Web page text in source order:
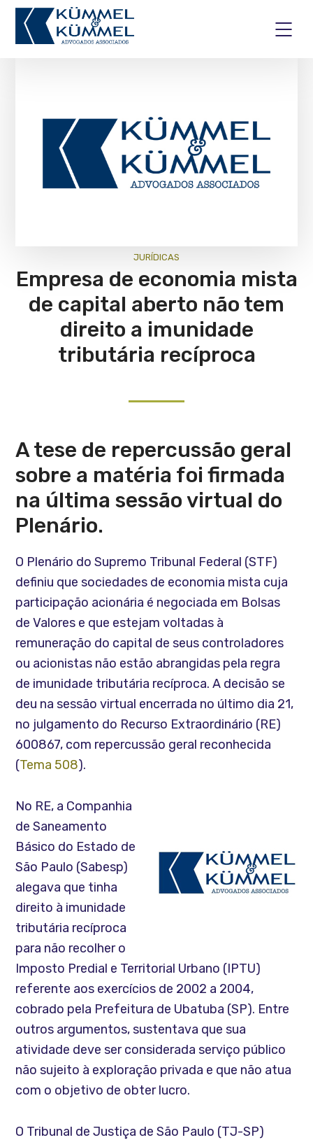
JURÍ­DICAS
Empresa de economia mista
de capital aberto não tem
direito a imunidade
tributária recíproca
A tese de repercussão geral
sobre a matéria foi firmada
na última sessão virtual do
Plenário.
O Plenário do Supremo Tribunal Federal (STF)
definiu que sociedades de economia mista cuja
participação acionária é negociada em Bolsas
de Valores e que estejam voltadas à
remuneração do capital de seus controladores
ou acionistas não estão abrangidas pela regra
de imunidade tributária recíproca. A decisão se
deu na sessão virtual encerrada no último dia 21,
no julgamento do Recurso Extraordinário (RE)
600867, com repercussão geral reconhecida
(Tema 508).
No RE, a Companhia
de Saneamento
Básico do Estado de
São Paulo (Sabesp)
alegava que tinha
direito à imunidade
tributária recíproca
para não recolher o
Imposto Predial e Territorial Urbano (IPTU)
referente aos exercícios de 2002 a 2004,
cobrado pela Prefeitura de Ubatuba (SP). Entre
outros argumentos, sustentava que sua
atividade deve ser considerada serviço público
não sujeito à exploração privada e que não atua
com o objetivo de obter lucro.
O Tribunal de Justiça de São Paulo (TJ-SP)